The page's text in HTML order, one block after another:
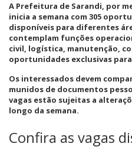
A Prefeitura de Sarandi, por
inicia a semana com 305
disponíveis para diferentes
contemplam funções
civil, logística, manutenção,
oportunidades exclusivas para
Os interessados devem
munidos de documentos
vagas estão sujeitas a
longo da semana.
Confira as vagas